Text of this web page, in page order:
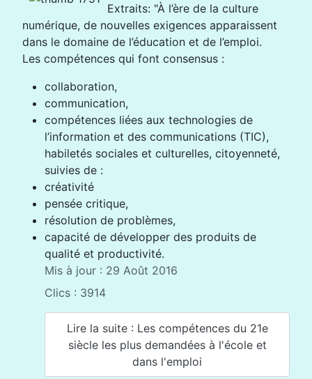
Extraits: "À l’ère de la culture
numérique, de nouvelles exigences apparaissent
dans le domaine de l’éducation et de l’emploi.
Les compétences qui font consensus :
collaboration,
communication,
compétences liées aux technologies de
l’information et des communications (TIC),
habiletés sociales et culturelles, citoyenneté,
suivies de :
créativité
pensée critique,
résolution de problèmes,
capacité de développer des produits de
qualité et productivité.
Mis à jour : 29 Août 2016
Clics : 3914
Lire la suite : Les compétences du 21e
siècle les plus demandées à l'école et
dans l'emploi